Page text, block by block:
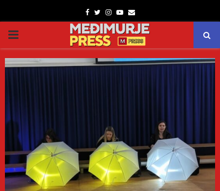
Facebook
TwitterInstagram
Youtube
Email
PRIMARY
MENU